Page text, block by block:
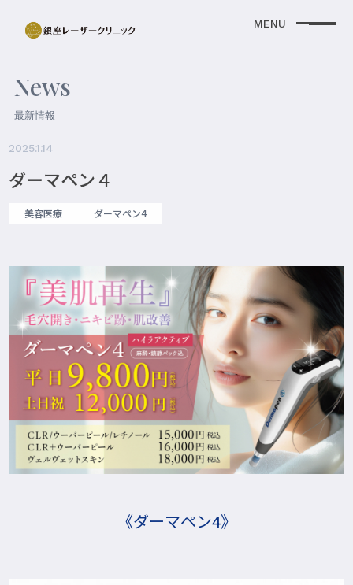
News
最新情報
2025.1.14
ダーマペン４
美容医療 ダーマペン4
《ダーマペン4》